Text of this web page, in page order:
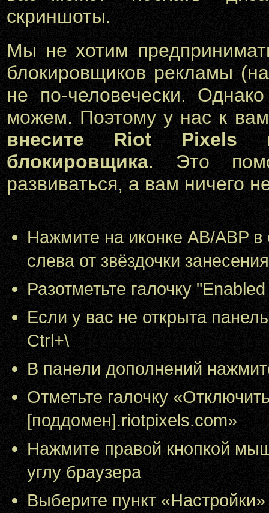
скриншоты.
Мы не хотим
блокировщиков рекламы
не по-человечески.
можем. Поэтому у нас к
внесите Riot Pixels
блокировщика. Это
развиваться, а вам ничего
Нажмите на иконке AB/ABP в
слева от звёздочки
Разотметьте галочку
Если у вас не открыта
Ctrl+\
В панели дополнений
Отметьте галочку
[поддомен].riotpixels.com»
Нажмите правой кнопкой
углу браузера
Выберите пункт «Настройки»